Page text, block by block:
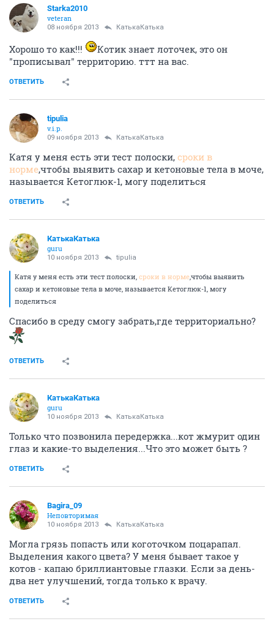
Starka2010
veteran
08 ноября 2013 КатькаКатька
Хорошо то как!!!
Котик знает лоточек, это он
"прописывал" территорию. ттт на вас.
ОТВЕТИТЬ
tipulia
v.i.p.
09 ноября 2013 КатькаКатька
Катя у меня есть эти тест полоски, сроки в
норме,чтобы выявить сахар и кетоновые тела в моче,
называется Кетоглюк-1, могу поделиться
ОТВЕТИТЬ
КатькаКатька
guru
10 ноября 2013 tipulia
Катя у меня есть эти тест полоски, сроки в норме,чтобы выявить
сахар и кетоновые тела в моче, называется Кетоглюк-1, могу
поделиться
Спасибо в среду смогу забрать,где территориально?
ОТВЕТИТЬ
КатькаКатька
guru
10 ноября 2013 КатькаКатька
Только что позвонила передержка...кот жмурит один
глаз и какие-то выделения...Что это может быть ?
ОТВЕТИТЬ
Bagira_09
Неповторимая
10 ноября 2013 КатькаКатька
Могла грязь попасть или коготочком поцарапал.
Выделения какого цвета? У меня бывает такое у
котов - капаю бриллиантовые глазки. Если за день-
два нет улучшений, тогда только к врачу.
ОТВЕТИТЬ